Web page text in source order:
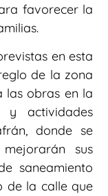
favorecer la
en esta
de la zona
las obras en la
actividades
donde se
sus
saneamiento
de la calle que